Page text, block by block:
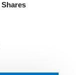
Shares